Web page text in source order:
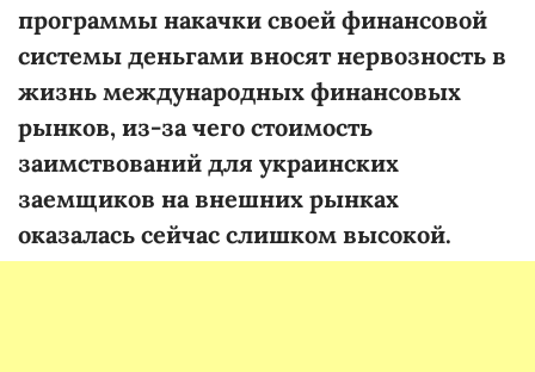
программы накачки своей финансовой
системы деньгами вносят нервозность в
жизнь международных финансовых
рынков, из-за чего стоимость
заимствований для украинских
заемщиков на внешних рынках
оказалась сейчас слишком высокой.